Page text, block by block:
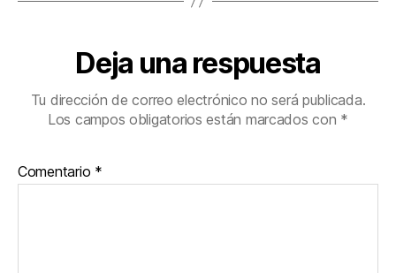
Deja una respuesta
Tu dirección de correo electrónico no será publicada.
Los campos obligatorios están marcados con *
Comentario *